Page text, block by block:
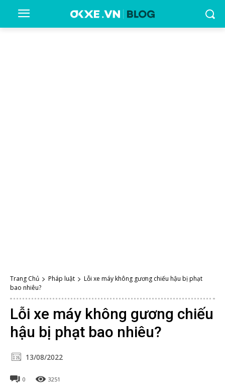
Trang Chủ Pháp luật
Lỗi xe máy không gương chiếu hậu bị phạt
bao nhiêu?
Lỗi xe máy không gương chiếu
hậu bị phạt bao nhiêu?
13/08/2022
0 3251